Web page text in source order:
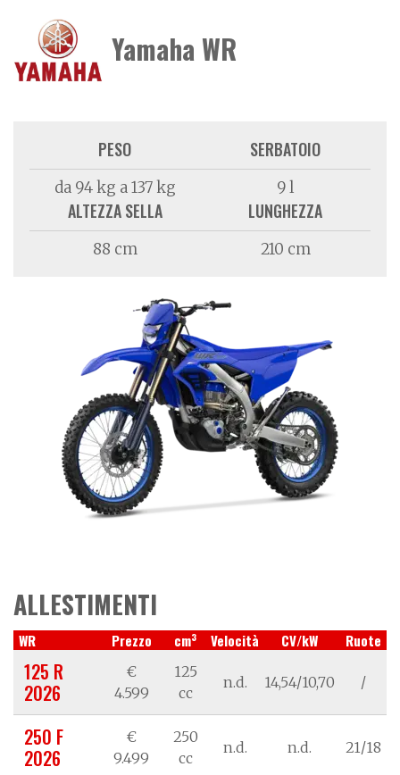
Yamaha WR
PESO
da 94 kg a 137 kg
SERBATOIO
9 l
ALTEZZA SELLA
88 cm
LUNGHEZZA
210 cm
ALLESTIMENTI
WR Prezzo cm3 Velocità CV/kW Ruote
125 R
2026
€
4.599
125
cc
n.d. 14,54/10,70 /
250 F
2026
€
9.499
250
cc
n.d. n.d. 21/18